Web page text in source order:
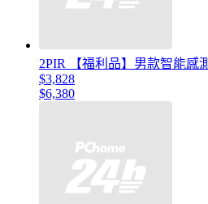
2PIR 【福利品】男款智能感
$3,828
$6,380